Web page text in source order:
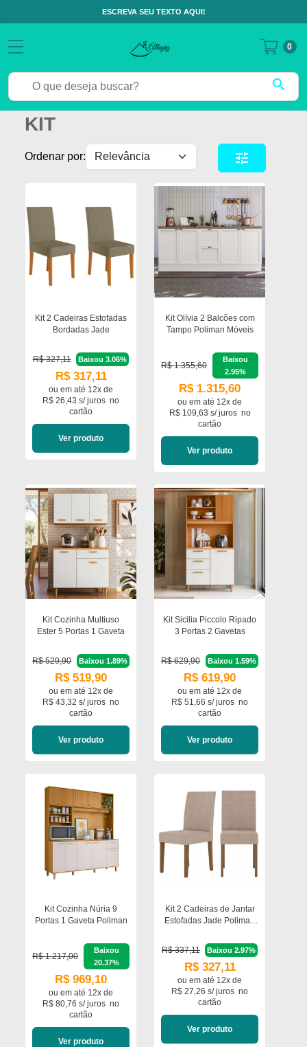
ESCREVA SEU TEXTO AQUI!
search
0
KIT
Ordenar por: tune
Kit 2 Cadeiras Estofadas
Bordadas Jade
R$ 327,11 Baixou 3.06%
R$ 317,11
ou em até 12x de
R$ 26,43 s/ juros no
cartão
Ver produto
Kit Olívia 2 Balcões com
Tampo Poliman Móveis
R$ 1.355,60
Baixou
2.95%
R$ 1.315,60
ou em até 12x de
R$ 109,63 s/ juros no
cartão
Ver produto
Kit Cozinha Multiuso
Ester 5 Portas 1 Gaveta
R$ 529,90 Baixou 1.89%
R$ 519,90
ou em até 12x de
R$ 43,32 s/ juros no
cartão
Ver produto
Kit Sicilia Piccolo Ripado
3 Portas 2 Gavetas
R$ 629,90 Baixou 1.59%
R$ 619,90
ou em até 12x de
R$ 51,66 s/ juros no
cartão
Ver produto
Kit Cozinha Núria 9
Portas 1 Gaveta Poliman
R$ 1.217,00
Baixou
20.37%
R$ 969,10
ou em até 12x de
R$ 80,76 s/ juros no
cartão
Ver produto
Kit 2 Cadeiras de Jantar
Estofadas Jade Poliman
R$ 337,11
Baixou 2.97%
R$ 327,11
ou em até 12x de
R$ 27,26 s/ juros no
cartão
Ver produto